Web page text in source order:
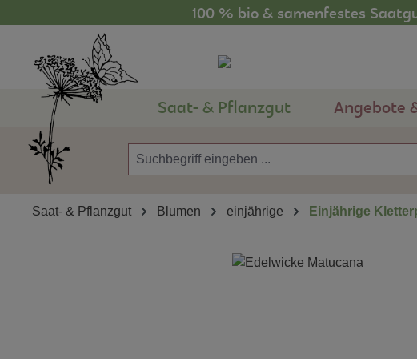
Zur Hauptnavigation springen100 % bio & samenfestes
Saat- & Pflanzgut Angebote
Saat- & Pflanzgut Blumen einjährige Einjährige